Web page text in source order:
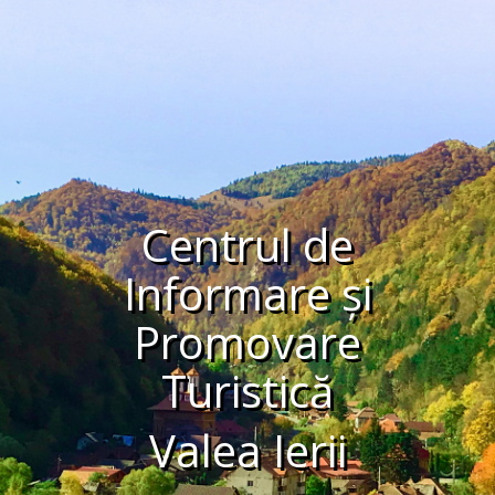
Centrul de
Informare și
Promovare
Turistică
Valea Ierii